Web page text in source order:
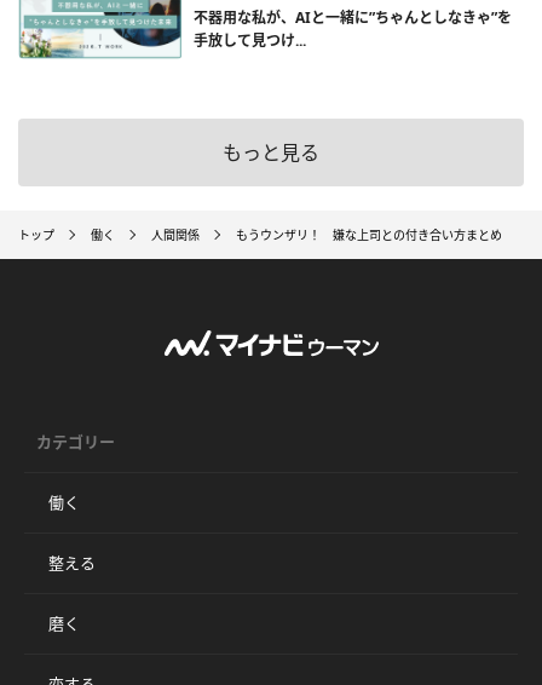
不器用な私が、AIと一緒に”ちゃんとしなきゃ”を
手放して見つけ...
もっと見る
トップ 働く 人間関係 もうウンザリ！ 嫌な上司との付き合い方まとめ
カテゴリー
働く
整える
磨く